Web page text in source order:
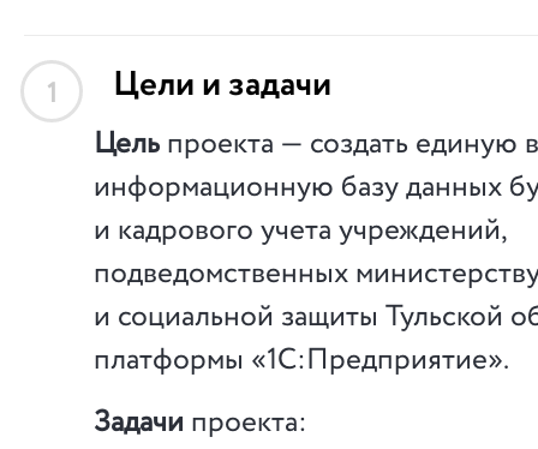
1 Цели и задачи
Цельпроекта — создать единую
информационную базу данных
и кадрового учета учреждений,
подведомственных
и социальной защиты Тульской
платформы «1С:Предприятие».
Задачи проекта: